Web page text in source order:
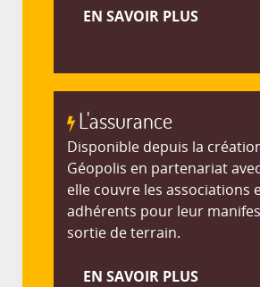
EN SAVOIR PLUS
L'assurance
Disponible depuis la
Géopolis en partenariat avec
elle couvre les associations
adhérents pour leur
sortie de terrain.
EN SAVOIR PLUS